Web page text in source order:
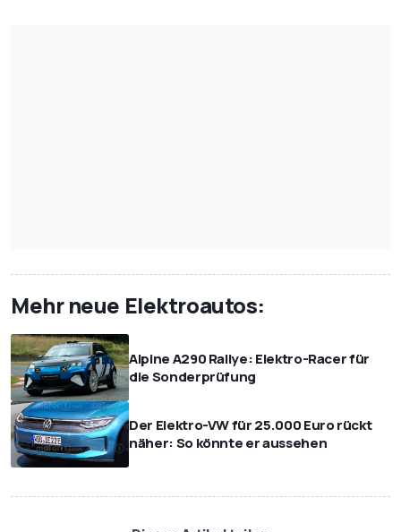
Mehr neue Elektroautos:
Alpine A290 Rallye: Elektro-Racer für
die Sonderprüfung
Der Elektro-VW für 25.000 Euro rückt
näher: So könnte er aussehen